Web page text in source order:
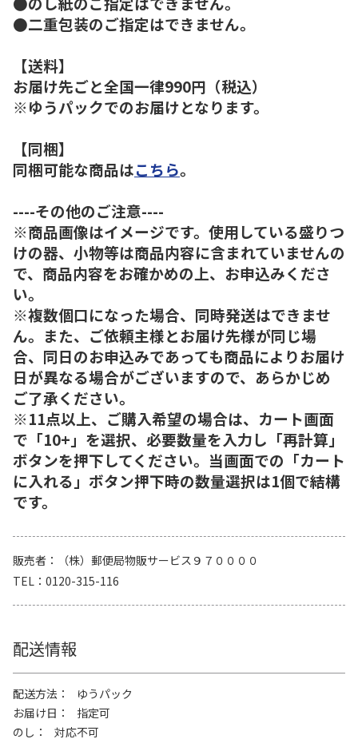
●二重包装のご指定はできません。
【送料】
お届け先ごと全国一律990円（税込）
※ゆうパックでのお届けとなります。
【同梱】
同梱可能な商品はこちら。
----その他のご注意----
※商品画像はイメージです。使用している盛りつ
けの器、小物等は商品内容に含まれていませんの
で、商品内容をお確かめの上、お申込みくださ
い。
※複数個口になった場合、同時発送はできませ
ん。また、ご依頼主様とお届け先様が同じ場
合、同日のお申込みであっても商品によりお届け
日が異なる場合がございますので、あらかじめ
ご了承ください。
※11点以上、ご購入希望の場合は、カート画面
で「10+」を選択、必要数量を入力し「再計算」
ボタンを押下してください。当画面での「カート
に入れる」ボタン押下時の数量選択は1個で結構
です。
販売者
（株）郵便局物販サービス９７００００
TEL
0120-315-116
配送情報
配送方法
ゆうパック
お届け日
指定可
のし
対応不可